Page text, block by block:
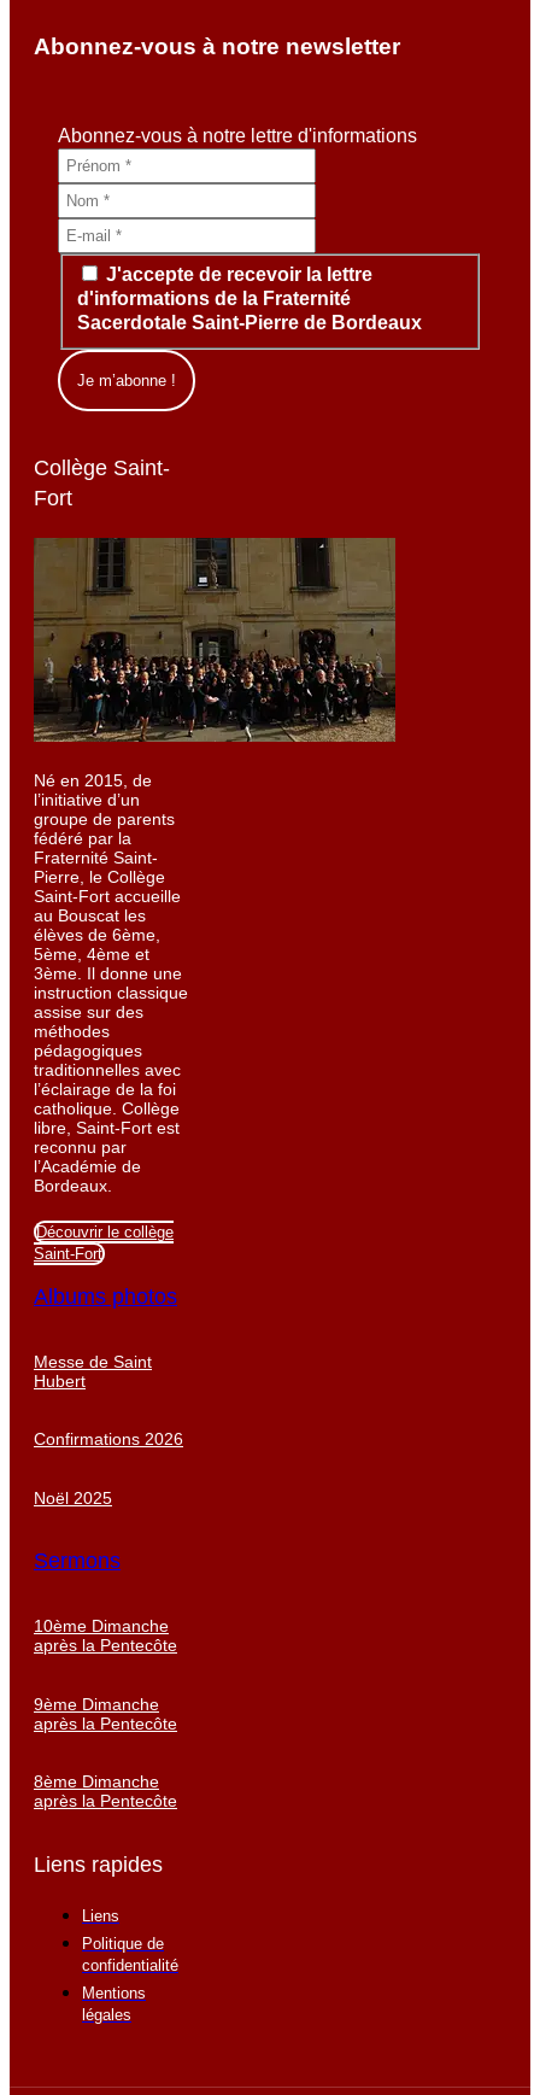
Abonnez-vous à notre newsletter
Abonnez-vous à notre lettre d'informations
J'accepte de recevoir la lettre
d'informations de la Fraternité
Sacerdotale Saint-Pierre de Bordeaux
Collège Saint-
Fort
Né en 2015, de
l’initiative d’un
groupe de parents
fédéré par la
Fraternité Saint-
Pierre, le Collège
Saint-Fort accueille
au Bouscat les
élèves de 6ème,
5ème, 4ème et
3ème. Il donne une
instruction classique
assise sur des
méthodes
pédagogiques
traditionnelles avec
l’éclairage de la foi
catholique. Collège
libre, Saint-Fort est
reconnu par
l’Académie de
Bordeaux.
Découvrir le collège
Saint-Fort
Albums photos
Messe de Saint
Hubert
Confirmations 2026
Noël 2025
Sermons
10ème Dimanche
après la Pentecôte
9ème Dimanche
après la Pentecôte
8ème Dimanche
après la Pentecôte
Liens rapides
Liens
Politique de
confidentialité
Mentions
légales